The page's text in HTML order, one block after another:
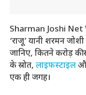
Sharman Joshi Net
‘राजू’ यानी शरमन
जानिए, कितने करोड़
के स्रोत, लाइफस्टाइल
एक ही जगह।